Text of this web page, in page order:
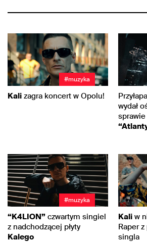
#muzyka
Kali zagra koncert w Opolu!
wydał
#muzyka
“K4LION” czwartym singiel
z nadchodzącej płyty
Kalego
Kali w
Raper
singla